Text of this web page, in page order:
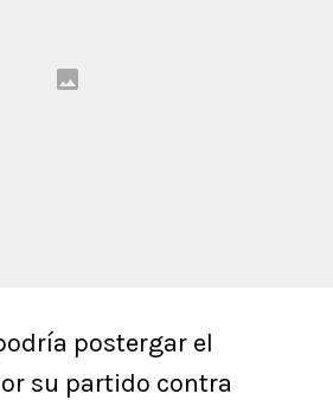
postergar el
su partido contra